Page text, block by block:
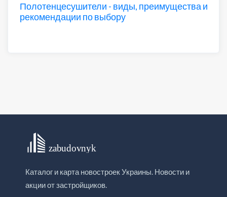
Полотенцесушители - виды, преимущества и
рекомендации по выбору
Каталог и карта новостроек Украины. Новости и
акции от застройщиков.